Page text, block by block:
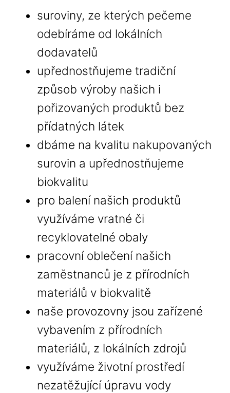
suroviny, ze kterých pečeme
odebíráme od lokálních
dodavatelů
upřednostňujeme tradiční
způsob výroby našich i
pořizovaných produktů bez
přídatných látek
dbáme na kvalitu nakupovaných
surovin a upřednostňujeme
biokvalitu
pro balení našich produktů
využíváme vratné či
recyklovatelné obaly
pracovní oblečení našich
zaměstnanců je z přírodních
materiálů v biokvalitě
naše provozovny jsou zařízené
vybavením z přírodních
materiálů, z lokálních zdrojů
využíváme životní prostředí
nezatěžující úpravu vody